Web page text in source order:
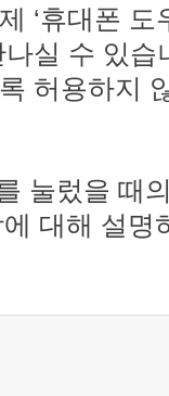
‘휴대폰 도
실 수 있습
허용하지
눌렀을 때
대해 설명